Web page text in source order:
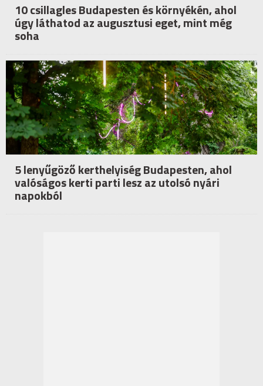
10 csillagles Budapesten és környékén, ahol
úgy láthatod az augusztusi eget, mint még
soha
5 lenyűgöző kerthelyiség Budapesten, ahol
valóságos kerti parti lesz az utolsó nyári
napokból